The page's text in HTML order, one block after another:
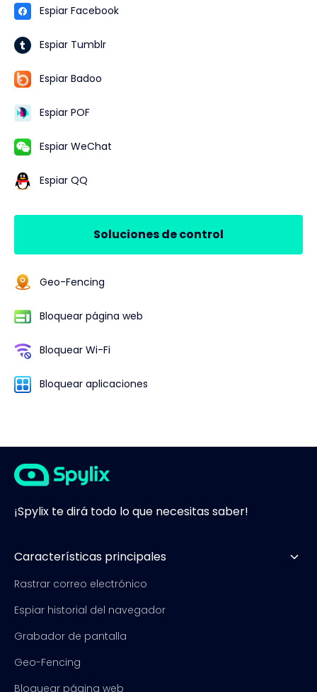
Espiar Facebook
Espiar Tumblr
Espiar Badoo
Espiar POF
Espiar WeChat
Espiar QQ
Soluciones de control
Geo-Fencing
Bloquear página web
Bloquear Wi-Fi
Bloquear aplicaciones
¡Spylix te dirá todo lo que necesitas saber!
Características principales
Rastrar correo electrónico
Espiar historial del navegador
Grabador de pantalla
Geo-Fencing
Bloquear página web